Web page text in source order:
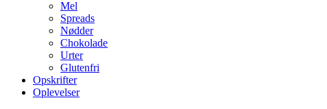
Mel
Spreads
Nødder
Chokolade
Urter
Glutenfri
Opskrifter
Oplevelser